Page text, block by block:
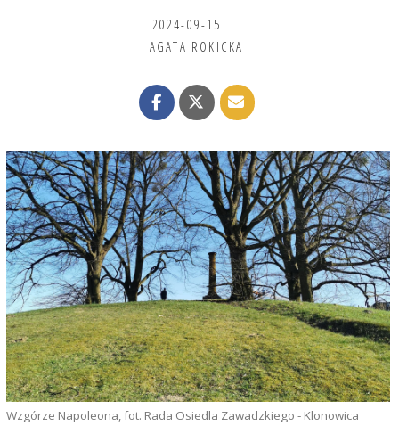
2024-09-15
AGATA ROKICKA
Wzgórze Napoleona, fot. Rada Osiedla Zawadzkiego - Klonowica